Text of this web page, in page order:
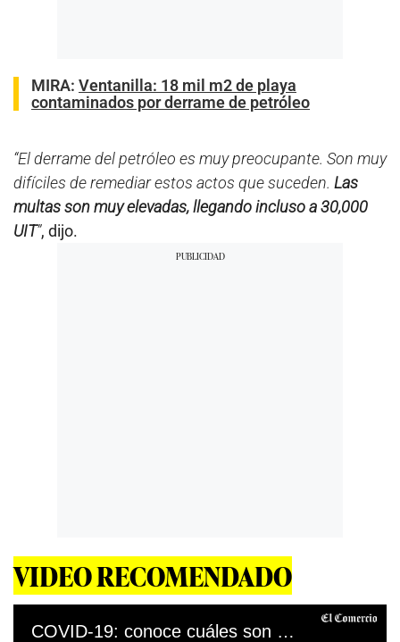
MIRA: Ventanilla: 18 mil m2 de playa
contaminados por derrame de petróleo
“El derrame del petróleo es muy preocupante. Son muy
difíciles de remediar estos actos que suceden. Las
multas son muy elevadas, llegando incluso a 30,000
UIT”, dijo.
VIDEO RECOMENDADO
COVID-19: conoce cuáles son las nuevas restricciones en Lima y Callao